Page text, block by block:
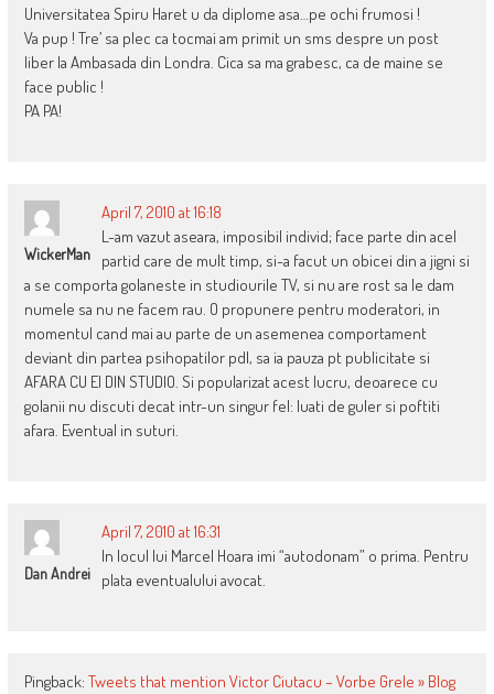
Universitatea Spiru Haret u da diplome asa…pe ochi frumosi !
Va pup ! Tre’ sa plec ca tocmai am primit un sms despre un post
liber la Ambasada din Londra. Cica sa ma grabesc, ca de maine se
face public !
PA PA!
WickerMan
April 7, 2010 at 16:18
L-am vazut aseara, imposibil individ; face parte din acel
partid care de mult timp, si-a facut un obicei din a jigni si
a se comporta golaneste in studiourile TV, si nu are rost sa le dam
numele sa nu ne facem rau. O propunere pentru moderatori, in
momentul cand mai au parte de un asemenea comportament
deviant din partea psihopatilor pdl, sa ia pauza pt publicitate si
AFARA CU EI DIN STUDIO. Si popularizat acest lucru, deoarece cu
golanii nu discuti decat intr-un singur fel: luati de guler si poftiti
afara. Eventual in suturi.
Dan Andrei
April 7, 2010 at 16:31
In locul lui Marcel Hoara imi “autodonam” o prima. Pentru
plata eventualului avocat.
Pingback: Tweets that mention Victor Ciutacu – Vorbe Grele » Blog